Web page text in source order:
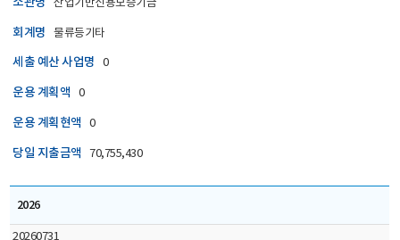
현액,
3)
지출금액
(총계),
누계
(총계),
산업기반신용보증기금
회계명 물류등기타
세출 예산 사업명 0
운용 계획액 0
운용 계획현액 0
당일 지출금액 70,755,430
2026
20260731